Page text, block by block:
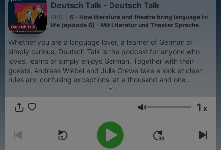
Deutsch Talk - Deutsch Talk
SBS
6 - How literature and theatre bring language to
life (episode 6) - Mit Literatur und Theater Sprache
Whether you are a language lover, a learner of German or
simply curious, Deutsch Talk is the podcast for anyone who
loves, learns or simply enjoys German. Together with their
guests, Andreas Wiebel and Julia Grewe take a look at clear
rules and confusing exceptions, at a thousand and one
vocabulary quirks and at melodious phonetics. Discover the
literature to philosophy. - Ob Sprachliebhaber,
Podcast für alle, die Deutsch lieben, lernen oder einfach
genießen. Andreas Wiebel und Julia Grewe werfen gemeinsam
mit ihren Gästen einen Blick auf klare Regeln und verwirrende
Volym 1 x